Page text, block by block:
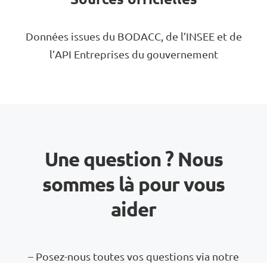
Données issues du BODACC, de l’INSEE et de
l’API Entreprises du gouvernement
Une question ? Nous
sommes là pour vous
aider
– Posez-nous toutes vos questions via notre